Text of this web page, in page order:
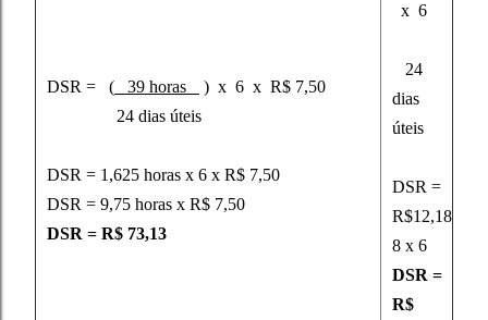
DSR = ( 39 horas
) x 6 x R$ 7,50
24 dias úteis
DSR = 1,625 horas x 6 x R$ 7,50
DSR = 9,75 horas x R$ 7,50
DSR = R$ 73,13
x 6
24
dias
úteis
DSR =
R$12,18
8 x 6
DSR =
R$